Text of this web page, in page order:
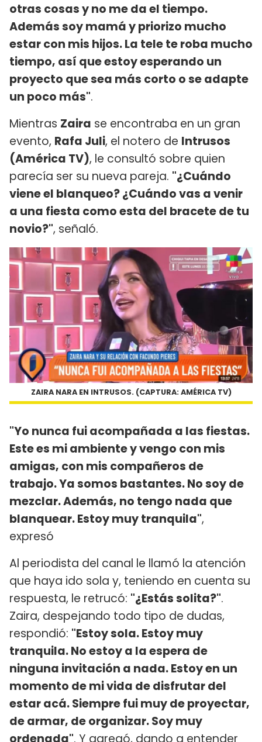
otras cosas y no me da el tiempo.
Además soy mamá y priorizo mucho
estar con mis hijos. La tele te roba mucho
tiempo, así que estoy esperando un
proyecto que sea más corto o se adapte
un poco más".
Mientras Zaira se encontraba en un gran
evento, Rafa Juli, el notero de Intrusos
(América TV), le consultó sobre quien
parecía ser su nueva pareja. "¿Cuándo
viene el blanqueo? ¿Cuándo vas a venir
a una fiesta como esta del bracete de tu
novio?", señaló.
ZAIRA NARA EN INTRUSOS. (CAPTURA: AMÉRICA TV)
"Yo nunca fui acompañada a las fiestas.
Este es mi ambiente y vengo con mis
amigas, con mis compañeros de
trabajo. Ya somos bastantes. No soy de
mezclar. Además, no tengo nada que
blanquear. Estoy muy tranquila",
expresó
Al periodista del canal le llamó la atención
que haya ido sola y, teniendo en cuenta su
respuesta, le retrucó: "¿Estás solita?".
Zaira, despejando todo tipo de dudas,
respondió: "Estoy sola. Estoy muy
tranquila. No estoy a la espera de
ninguna invitación a nada. Estoy en un
momento de mi vida de disfrutar del
estar acá. Siempre fui muy de proyectar,
de armar, de organizar. Soy muy
ordenada". Y agregó, dando a entender